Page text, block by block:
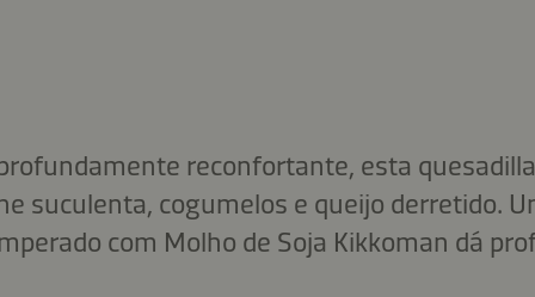
reconfortante, esta
suculenta, cogumelos e queijo derretido.
com Molho de Soja Kikkoman dá